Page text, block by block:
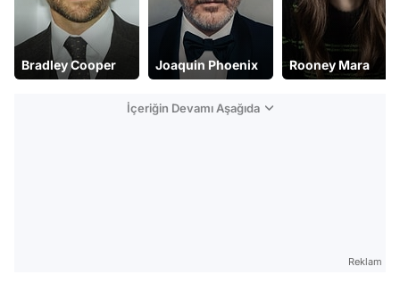
Bradley Cooper Joaquin Phoenix Rooney Mara
İçeriğin Devamı Aşağıda
Reklam